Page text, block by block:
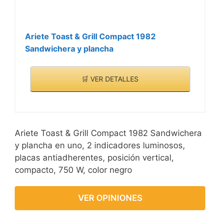
Ariete Toast & Grill Compact 1982
Sandwichera y plancha
🛒 VER DETALLES
Ariete Toast & Grill Compact 1982 Sandwichera
y plancha en uno, 2 indicadores luminosos,
placas antiadherentes, posición vertical,
compacto, 750 W, color negro
VER OPINIONES